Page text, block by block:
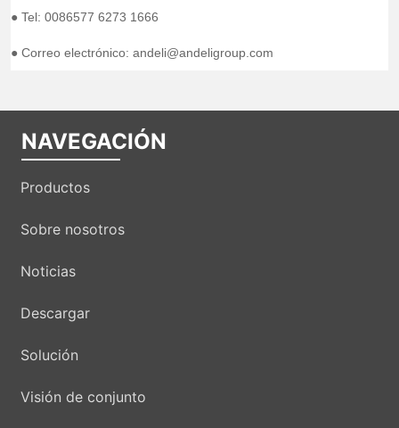
● Tel: 0086577 6273 1666
● Correo electrónico: andeli@andeligroup.com
NAVEGACIÓN
Productos
Sobre nosotros
Noticias
Descargar
Solución
Visión de conjunto